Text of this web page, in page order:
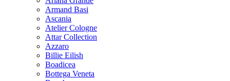
Armand Basi
Ascania
Atelier Cologne
Attar Collection
Azzaro
Billie Eilish
Boadicea
Bottega Veneta